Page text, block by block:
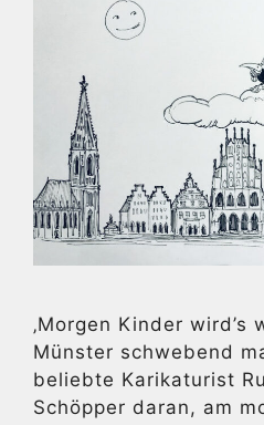
‚Morgen Kinder wird’s
Münster schwebend
beliebte Karikaturist
Schöpper daran, am